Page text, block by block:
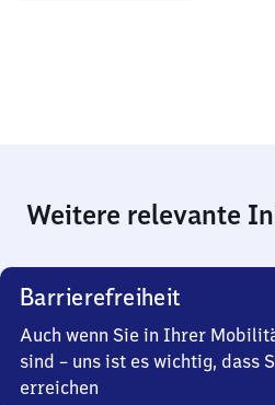
Weitere relevante
Barrierefreiheit
Auch wenn Sie in Ihrer
sind – uns ist es wichtig, dass
erreichen